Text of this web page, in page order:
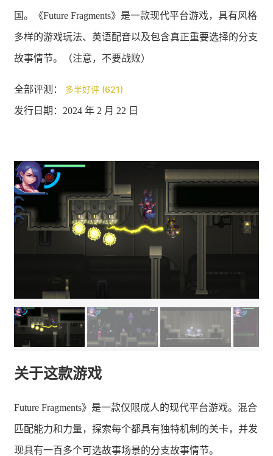
国。《Future Fragments》是一款现代平台游戏，具有风格
多样的游戏玩法、英语配音以及包含真正重要选择的分支
故事情节。（注意，不要战败）
全部评测： 多半好评 (621)
发行日期：2024 年 2 月 22 日
关于这款游戏
Future Fragments》是一款仅限成人的现代平台游戏。混合
匹配能力和力量，探索每个都具有独特机制的关卡，并发
现具有一百多个可选故事场景的分支故事情节。